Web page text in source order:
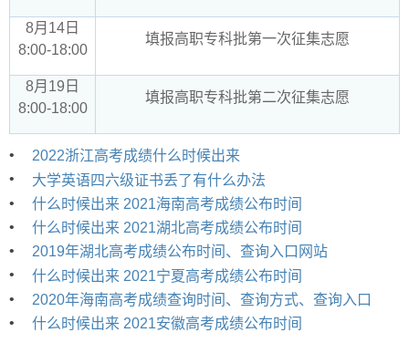
8月14日
8:00-18:00
填报高职专科批第一次征集志愿
8月19日
8:00-18:00
填报高职专科批第二次征集志愿
•
2022浙江高考成绩什么时候出来
•
大学英语四六级证书丢了有什么办法
•
什么时候出来 2021海南高考成绩公布时间
•
什么时候出来 2021湖北高考成绩公布时间
•
2019年湖北高考成绩公布时间、查询入口网站
•
什么时候出来 2021宁夏高考成绩公布时间
•
2020年海南高考成绩查询时间、查询方式、查询入口
•
什么时候出来 2021安徽高考成绩公布时间